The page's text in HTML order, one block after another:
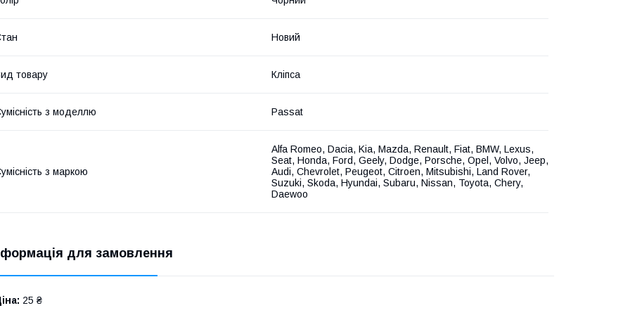
Новий
товару Кліпса
з моделлю Passat
з маркою
Alfa Romeo, Dacia, Kia, Mazda, Renault, Fiat, BMW, Lexus,
Seat, Honda, Ford, Geely, Dodge, Porsche, Opel, Volvo, Jeep,
Audi, Chevrolet, Peugeot, Citroen, Mitsubishi, Land Rover,
Suzuki, Skoda, Hyundai, Subaru, Nissan, Toyota, Chery,
Daewoo
для замовлення
25 ₴